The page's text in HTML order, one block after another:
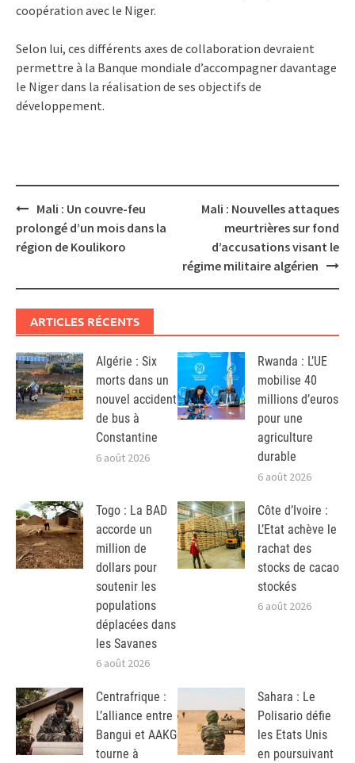
coopération avec le Niger.
Selon lui, ces différents axes de collaboration devraient
permettre à la Banque mondiale d’accompagner davantage
le Niger dans la réalisation de ses objectifs de
développement.
Post
navigation
Mali : Un couvre-feu
prolongé d’un mois dans la
région de Koulikoro
Mali : Nouvelles attaques
meurtrières sur fond
d’accusations visant le
régime militaire algérien
ARTICLES RÉCENTS
Algérie : Six
morts dans un
nouvel accident
de bus à
Constantine
6 août 2026
Rwanda : L’UE
mobilise 40
millions d’euros
pour une
agriculture
durable
6 août 2026
Togo : La BAD
accorde un
million de
dollars pour
soutenir les
populations
déplacées dans
les Savanes
6 août 2026
Côte d’Ivoire :
L’Etat achève le
rachat des
stocks de cacao
stockés
6 août 2026
Centrafrique :
L’alliance entre
Bangui et AAKG
tourne à
Sahara : Le
Polisario défie
les Etats Unis
en poursuivant